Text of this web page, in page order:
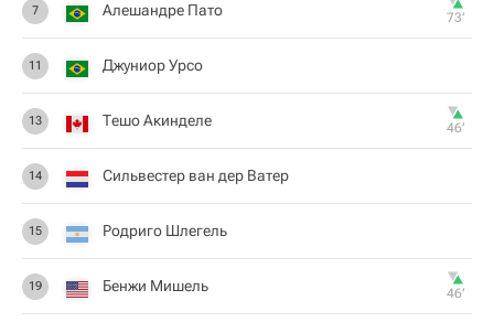
7 Алешандре Пато 73‎’‎
11 Джуниор Урсо
13 Тешо Акинделе 46‎’‎
14 Сильвестер ван дер Ватер
15 Родриго Шлегель
19 Бенжи Мишель 46‎’‎